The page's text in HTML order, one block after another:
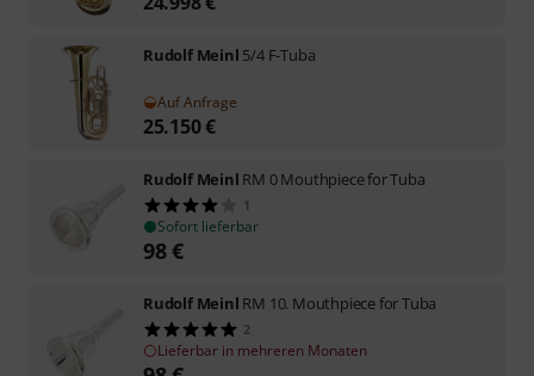
Rudolf Meinl 5/4 F-Tuba
Auf Anfrage
25.150€
Rudolf Meinl RM 0 Mouthpiece for Tuba
1
Sofort lieferbar
98€
Rudolf Meinl RM 10. Mouthpiece for Tuba
2
Lieferbar in mehreren Monaten